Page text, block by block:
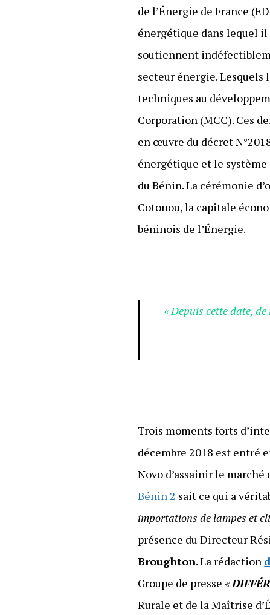
de l’Énergie de France
énergétique dans lequel
soutiennent
secteur énergie.
techniques au
Corporation (MCC). Ces
en œuvre du décret
énergétique et le
du Bénin. La cérémonie
Cotonou, la capitale
béninois de l’Énergie.
« Depuis cette date,
Trois moments forts
décembre 2018 est entré
Novo d’assainir le
Bénin 2 sait ce qui a
importations de lampes et
présence du Directeur
Broughton. La rédaction
Groupe de presse «
Rurale et de la Maîtrise